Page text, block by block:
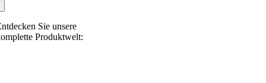
Sie unsere
Produktwelt: